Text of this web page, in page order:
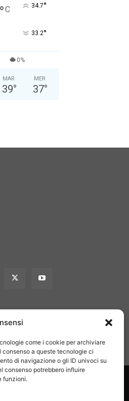
come i cookie per archiviare
a queste tecnologie ci
di navigazione o gli ID univoci su
consenso potrebbero influire
funzioni.
°C 34.7°
33.2°
0%
MAR
39°
MER
37°
Linee editoriali